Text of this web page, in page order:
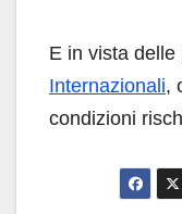
E in vista
Internazionali,
condizioni